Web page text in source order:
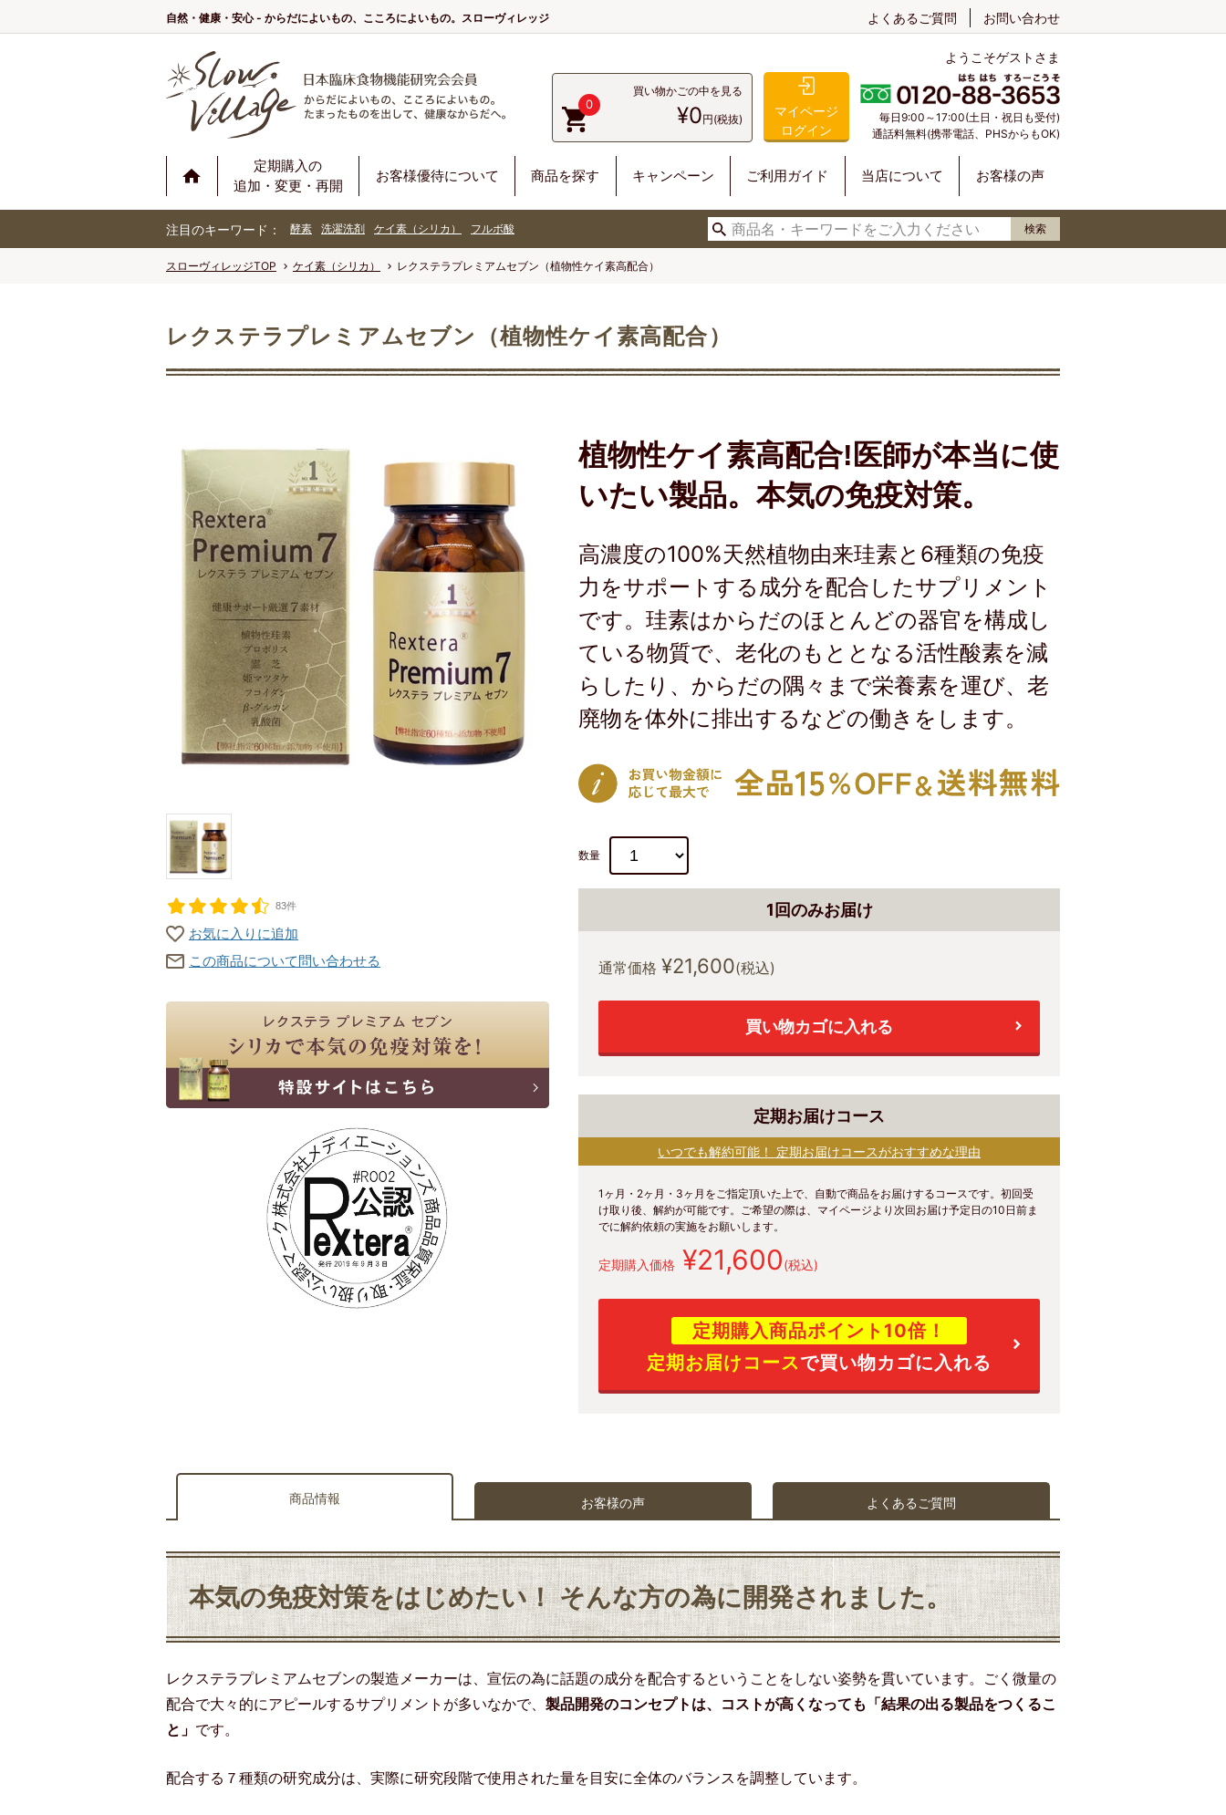
自然・健康・安心 - からだによいもの、こころによいもの。スローヴィレッジ よくあるご質問 お問い合わせ
ようこそゲストさま
0
買い物かごの中を見る
¥0円(税抜)
マイページ
ログイン
毎日9:00～17:00(土日・祝日も受付)
通話料無料(携帯電話、PHSからもOK)
定期購入の
追加・変更・再開
お客様優待について 商品を探す キャンペーン ご利用ガイド 当店について お客様の声
注目のキーワード： 酵素 洗濯洗剤 ケイ素（シリカ） フルボ酸 検索
スローヴィレッジTOP ケイ素（シリカ） レクステラプレミアムセブン（植物性ケイ素高配合）
レクステラプレミアムセブン（植物性ケイ素高配合）
83件
お気に入りに追加
この商品について問い合わせる
植物性ケイ素高配合!医師が本当に使
いたい製品。本気の免疫対策。
高濃度の100%天然植物由来珪素と6種類の免疫
力をサポートする成分を配合したサプリメント
です。珪素はからだのほとんどの器官を構成し
ている物質で、老化のもととなる活性酸素を減
らしたり、からだの隅々まで栄養素を運び、老
廃物を体外に排出するなどの働きをします。
数量
1回のみお届け
通常価格 ¥21,600(税込)
買い物カゴに入れる
定期お届けコース
いつでも解約可能！ 定期お届けコースがおすすめな理由
1ヶ月・2ヶ月・3ヶ月をご指定頂いた上で、自動で商品をお届けするコースです。初回受
け取り後、解約が可能です。ご希望の際は、マイページより次回お届け予定日の10日前ま
でに解約依頼の実施をお願いします。
定期購入価格 ¥21,600(税込)
定期購入商品ポイント10倍！
定期お届けコースで買い物カゴに入れる
商品情報 お客様の声 よくあるご質問
本気の免疫対策をはじめたい！ そんな方の為に開発されました。
レクステラプレミアムセブンの製造メーカーは、宣伝の為に話題の成分を配合するということをしない姿勢を貫いています。ごく微量の
配合で大々的にアピールするサプリメントが多いなかで、 製品開発のコンセプトは、コストが高くなっても「結果の出る製品をつくるこ
と」 です。
配合する７種類の研究成分は、実際に研究段階で使用された量を目安に全体のバランスを調整しています。